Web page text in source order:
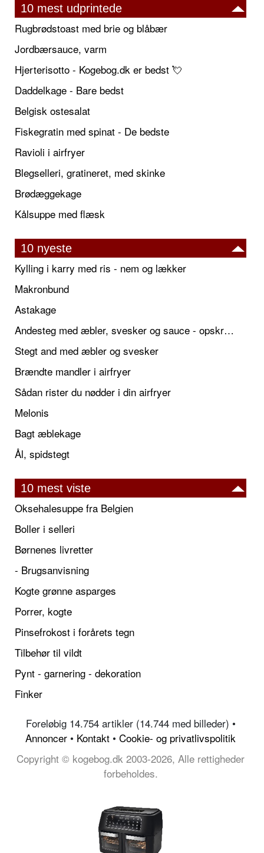
10 mest udprintede
Rugbrødstoast med brie og blåbær
Jordbærsauce, varm
Hjerterisotto - Kogebog.dk er bedst 💘
Daddelkage - Bare bedst
Belgisk ostesalat
Fiskegratin med spinat - De bedste
Ravioli i airfryer
Blegselleri, gratineret, med skinke
Brødæggekage
Kålsuppe med flæsk
10 nyeste
Kylling i karry med ris - nem og lækker
Makronbund
Astakage
Andesteg med æbler, svesker og sauce - opskrift også til jul
Stegt and med æbler og svesker
Brændte mandler i airfryer
Sådan rister du nødder i din airfryer
Melonis
Bagt æblekage
Ål, spidstegt
10 mest viste
Oksehalesuppe fra Belgien
Boller i selleri
Børnenes livretter
- Brugsanvisning
Kogte grønne asparges
Porrer, kogte
Pinsefrokost i forårets tegn
Tilbehør til vildt
Pynt - garnering - dekoration
Finker
Foreløbig 14.754 artikler (14.744 med billeder) •
Annoncer • Kontakt • Cookie- og privatlivspolitik
Copyright © kogebog.dk 2003-2026, Alle rettigheder
forbeholdes.